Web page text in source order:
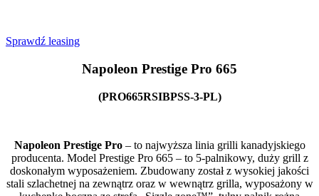
Sprawdź leasing
Napoleon Prestige Pro 665
(PRO665RSIBPSS-3-PL)
Napoleon Prestige Pro– to najwyższa linia grilli kanadyjskiego
producenta. Model Prestige Pro 665 – to 5-palnikowy, duży grill z
doskonałym wyposażeniem. Zbudowany został z wysokiej jakości
stali szlachetnej na zewnątrz oraz w wewnątrz grilla, wyposażony w